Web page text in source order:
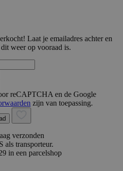
Laat je emailadres achter en
weer op vooraad is.
reCAPTCHA en de Google
zijn van toepassing.
verzonden
als transporteur.
in een parcelshop